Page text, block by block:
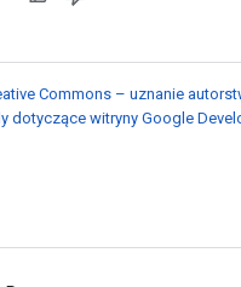
Commons – uznanie
dotyczące witryny Google